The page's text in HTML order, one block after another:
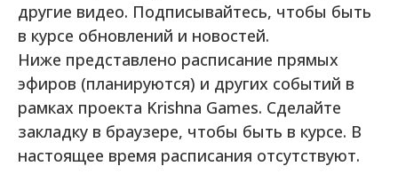
другие видео. Подписывайтесь, чтобы быть
в курсе обновлений и новостей.
Ниже представлено расписание прямых
эфиров (планируются) и других событий в
рамках проекта Krishna Games. Сделайте
закладку в браузере, чтобы быть в курсе. В
настоящее время расписания отсутствуют.